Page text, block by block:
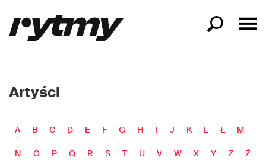
Artyści
A B C D E F G H I J K L Ł M
N O P Q R S T U V W X Y Z Ź